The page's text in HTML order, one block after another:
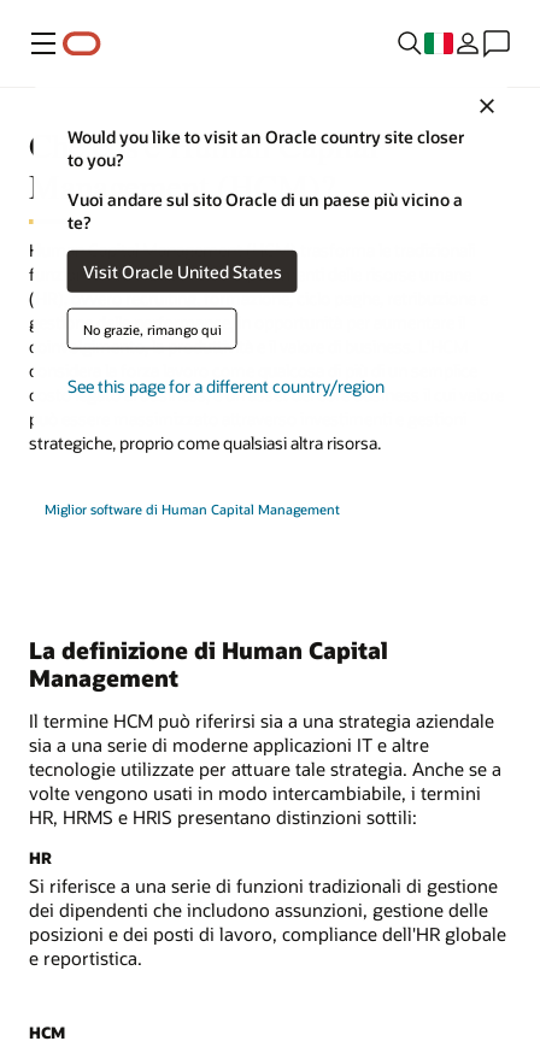
Menu
Would you like to visit an Oracle country site closer
to you?
Vuoi andare sul sito Oracle di un paese più vicino a
te?
Visit Oracle United States
No grazie, rimango qui
See this page for a different country/region
Che cos'è Human Capital
Management (HCM)?
Human Capital Management (HCM) trasforma le tradizionali
funzioni amministrative dei dipartimenti delle risorse umane
(HR), ovvero recruiting, formazione, ciclo paghe, retribuzione e
gestione delle performance, in opportunità per aumentare il
coinvolgimento, la produttività e il valore di business. L'HCM
considera la forza lavoro come qualcosa di più di un semplice
costo legato al business; è un asset del core business il cui valore
può essere massimizzato attraverso investimenti e gestioni
strategiche, proprio come qualsiasi altra risorsa.
Miglior software di Human Capital Management
La definizione di Human Capital
Management
Il termine HCM può riferirsi sia a una strategia aziendale
sia a una serie di moderne applicazioni IT e altre
tecnologie utilizzate per attuare tale strategia. Anche se a
volte vengono usati in modo intercambiabile, i termini
HR, HRMS e HRIS presentano distinzioni sottili:
HR
Si riferisce a una serie di funzioni tradizionali di gestione
dei dipendenti che includono assunzioni, gestione delle
posizioni e dei posti di lavoro, compliance dell'HR globale
e reportistica.
HCM